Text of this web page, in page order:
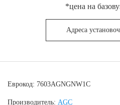
*цена на
Адреса
Еврокод: 7603AGNGNW1C
Производитель: AGC